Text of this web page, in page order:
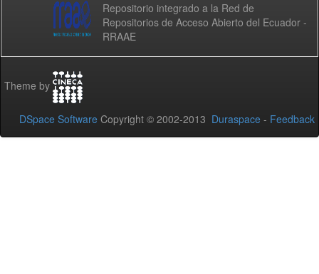
Repositorio integrado a la Red de
Repositorios de Acceso Abierto del Ecuador -
RRAAE
Theme by
DSpace Software Copyright © 2002-2013 Duraspace - Feedback